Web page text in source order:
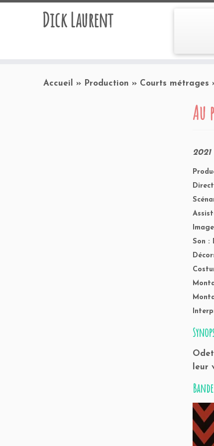
Dick Laurent
Accueil » Production » Courts métrages
Au
Son :
leur